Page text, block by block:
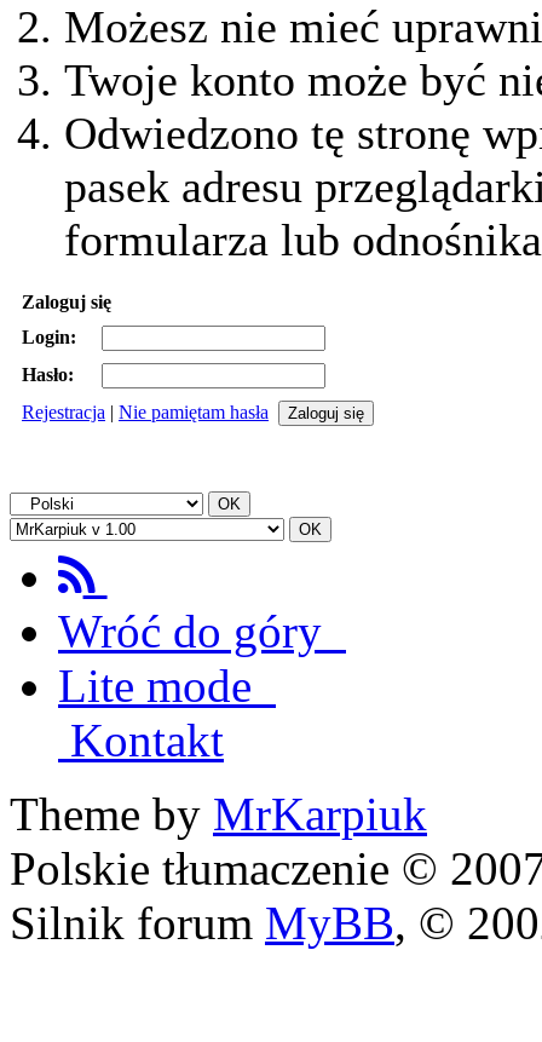
Możesz nie mieć
Twoje konto może być
Odwiedzono tę stronę
pasek adresu
formularza lub
Zaloguj się
Login:
Hasło:
Rejestracja | Nie pamiętam hasła
Wróć do góry
Lite mode
Kontakt
Theme by MrKarpiuk
Polskie tłumaczenie ©
Silnik forum MyBB, ©